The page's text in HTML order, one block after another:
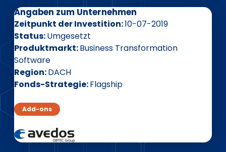
ESG
Über uns
EN DE
Investor Portal
Angaben zum Unternehmen
Zeitpunkt der Investition 10-07-2019
Status Umgesetzt
Produktmarkt Business Transformation
Software
Region DACH
Fonds-Strategie Flagship
Add-ons